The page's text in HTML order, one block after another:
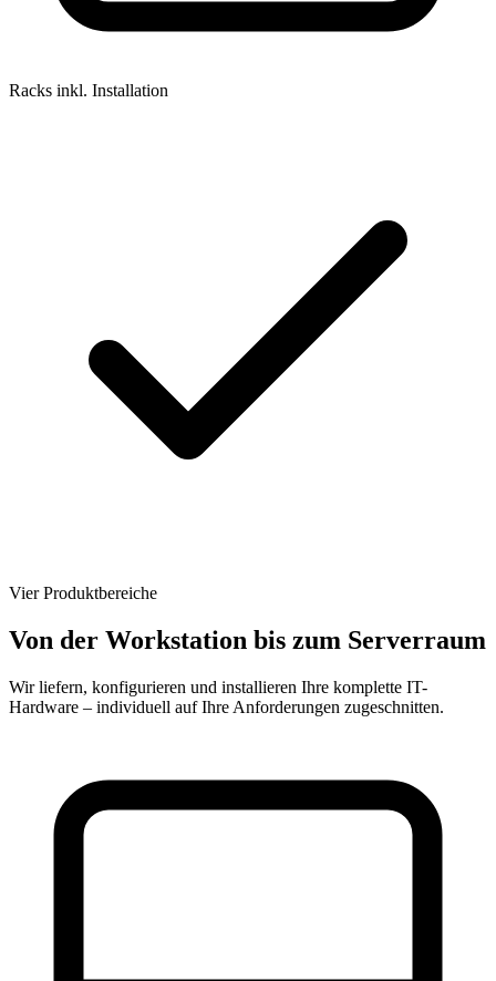
Racks inkl. Installation
Vier Produktbereiche
Von der Workstation bis zum Serverraum
Wir liefern, konfigurieren und installieren Ihre komplette IT-
Hardware – individuell auf Ihre Anforderungen zugeschnitten.